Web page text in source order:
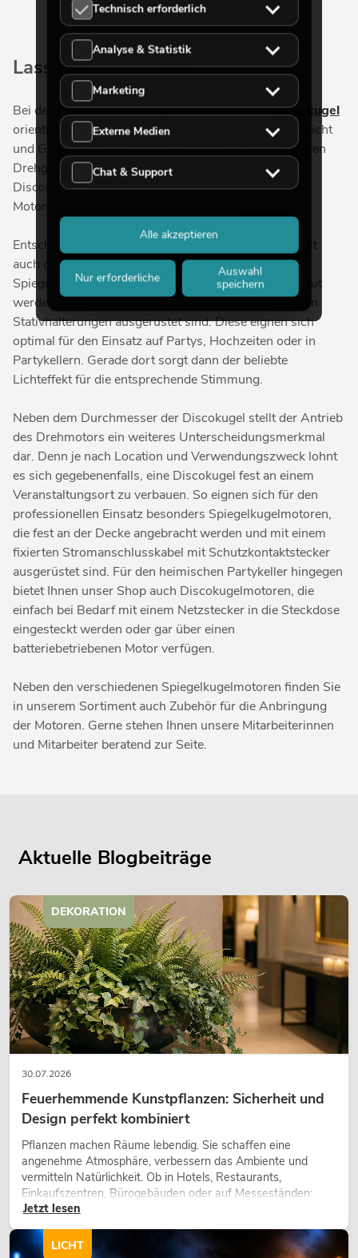
Lasst die Party beginnen
Bei der Auswahl des richtigen Motors für IhreDiscokugel
orientieren Sie sich am besten an Durchmesser, Gewicht
und Größe der Kugel sowie der von Ihnen gewünschten
Drehgeschwindigkeit. Je mehr Durchmesser eine
Discokugel hat, um so größer sollte die Leistung des
Motors sein, der die Kugel drehen muss.
Entscheidend für die Auswahl des richtigen Motors ist
auch der Einsatzort der Spiegelkugel. Denn neben
Spiegelkugelmotoren, die fest in einer Location verbaut
werden können, gibt es auch Motoren, die mit mobilen
Stativhalterungen ausgerüstet sind. Diese eignen sich
optimal für den Einsatz auf Partys, Hochzeiten oder in
Partykellern. Gerade dort sorgt dann der beliebte
Lichteffekt für die entsprechende Stimmung.
Neben dem Durchmesser der Discokugel stellt der Antrieb
des Drehmotors ein weiteres Unterscheidungsmerkmal
dar. Denn je nach Location und Verwendungszweck lohnt
es sich gegebenenfalls, eine Discokugel fest an einem
Veranstaltungsort zu verbauen. So eignen sich für den
professionellen Einsatz besonders Spiegelkugelmotoren,
die fest an der Decke angebracht werden und mit einem
fixierten Stromanschlusskabel mit Schutzkontaktstecker
ausgerüstet sind. Für den heimischen Partykeller hingegen
bietet Ihnen unser Shop auch Discokugelmotoren, die
einfach bei Bedarf mit einem Netzstecker in die Steckdose
eingesteckt werden oder gar über einen
batteriebetriebenen Motor verfügen.
Neben den verschiedenen Spiegelkugelmotoren finden Sie
in unserem Sortiment auch Zubehör für die Anbringung
der Motoren. Gerne stehen Ihnen unsere Mitarbeiterinnen
und Mitarbeiter beratend zur Seite.
Aktuelle Blogbeiträge
30.07.2026
Feuerhemmende Kunstpflanzen: Sicherheit und
Design perfekt kombiniert
Pflanzen machen Räume lebendig. Sie schaffen eine
angenehme Atmosphäre, verbessern das Ambiente und
vermitteln Natürlichkeit. Ob in Hotels, Restaurants,
Einkaufszentren, Bürogebäuden oder auf Messeständen:
eine hochwertige Begrünung gehört heute längst zum
modernen Raumkonzept.
Jetzt lesen
DEKORATION
LICHT
Technisch erforderlich
Analyse & Statistik
Marketing
Externe Medien
Chat & Support
Nur erforderliche
Auswahl
speichern
Alle akzeptieren